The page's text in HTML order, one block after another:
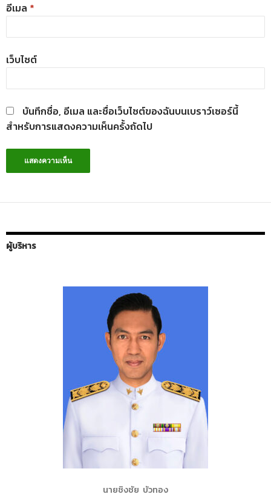
อีเมล *
เว็บไซต์
บันทึกชื่อ, อีเมล และชื่อเว็บไซต์ของฉันบนเบราว์เซอร์นี้
สำหรับการแสดงความเห็นครั้งถัดไป
ผู้บริหาร
นายชิงชัย บัวทอง